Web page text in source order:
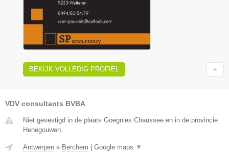
BEKIJK VOLLEDIG PROFIEL
VDV consultants BVBA
Niet gevestigd in de plaats Goegnies Chaussee en in de provincie
Henegouwen.
Antwerpen » Berchem Google maps ▼